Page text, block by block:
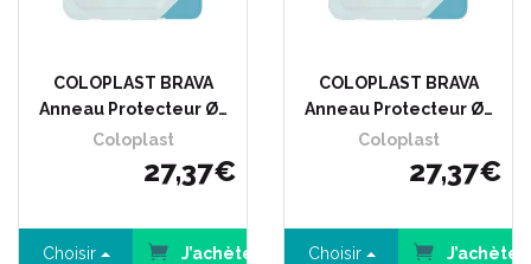
COLOPLAST BRAVA
Anneau Protecteur Ø…
Coloplast
27,37€
Choisir J’achète
COLOPLAST BRAVA
Anneau Protecteur Ø…
Coloplast
27,37€
Choisir J’achète